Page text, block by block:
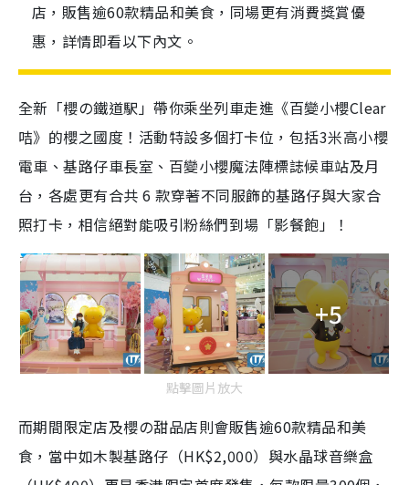
店，販售逾60款精品和美食，同場更有消費獎賞優
惠，詳情即看以下內文。
全新「櫻の鐵道駅」帶你乘坐列車走進《百變小櫻Clear
咭》的櫻之國度！活動特設多個打卡位，包括3米高小櫻
電車、基路仔車長室、百變小櫻魔法陣標誌候車站及月
台，各處更有合共 6 款穿著不同服飾的基路仔與大家合
照打卡，相信絕對能吸引粉絲們到場「影餐飽」！
+5
點擊圖片放大
而期間限定店及櫻の甜品店則會販售逾60款精品和美
食，當中如木製基路仔（HK$2,000）與水晶球音樂盒